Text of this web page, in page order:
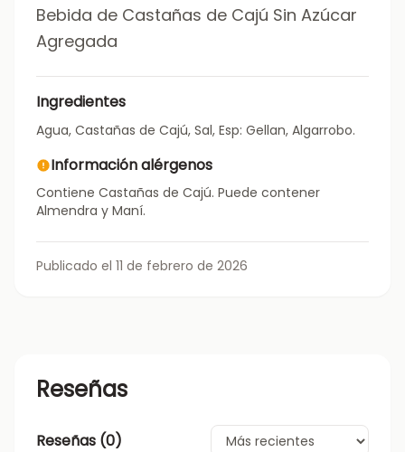
Bebida de Castañas de Cajú Sin Azúcar
Agregada
Ingredientes
Agua, Castañas de Cajú, Sal, Esp: Gellan, Algarrobo.
Información alérgenos
Contiene Castañas de Cajú. Puede contener
Almendra y Maní.
Publicado el 11 de febrero de 2026
Reseñas
Reseñas (0)